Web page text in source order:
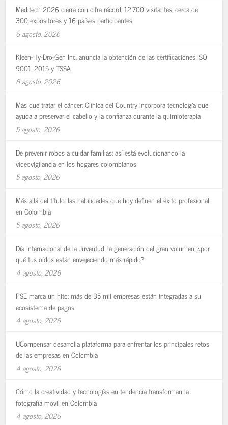
Meditech 2026 cierra con cifra récord: 12.700 visitantes, cerca de
300 expositores y 16 países participantes
6 agosto, 2026
Kleen-Hy-Dro-Gen Inc. anuncia la obtención de las certificaciones ISO
9001: 2015 y TSSA
6 agosto, 2026
Más que tratar el cáncer: Clínica del Country incorpora tecnología que
ayuda a preservar el cabello y la confianza durante la quimioterapia
5 agosto, 2026
De prevenir robos a cuidar familias: así está evolucionando la
videovigilancia en los hogares colombianos
5 agosto, 2026
Más allá del título: las habilidades que hoy definen el éxito profesional
en Colombia
5 agosto, 2026
Día Internacional de la Juventud: la generación del gran volumen, ¿por
qué tus oídos están envejeciendo más rápido?
4 agosto, 2026
PSE marca un hito: más de 35 mil empresas están integradas a su
ecosistema de pagos
4 agosto, 2026
UCompensar desarrolla plataforma para enfrentar los principales retos
de las empresas en Colombia
4 agosto, 2026
Cómo la creatividad y tecnologías en tendencia transforman la
fotografía móvil en Colombia
4 agosto, 2026